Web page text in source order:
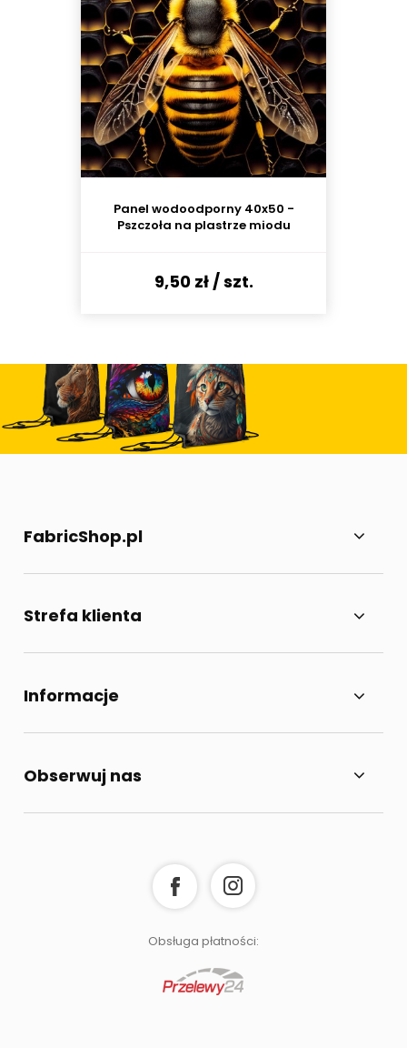
Panel wodoodporny 40x50 -
Pszczoła na plastrze miodu
9,50 zł/ szt.
FabricShop.pl
Strefa klienta
Informacje
Obserwuj nas
Obsługa płatności: